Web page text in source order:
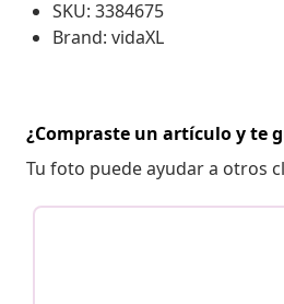
SKU: 3384675
Brand: vidaXL
¿Compraste un artículo y te
Tu foto puede ayudar a otros